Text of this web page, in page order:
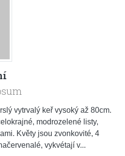
vytrvalý keř vysoký až 80cm.
modrozelené listy,
Květy jsou zvonkovité, 4
vykvétají v...